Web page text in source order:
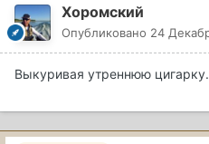
Хоромский
Опубликовано 24
Выкуривая утреннюю